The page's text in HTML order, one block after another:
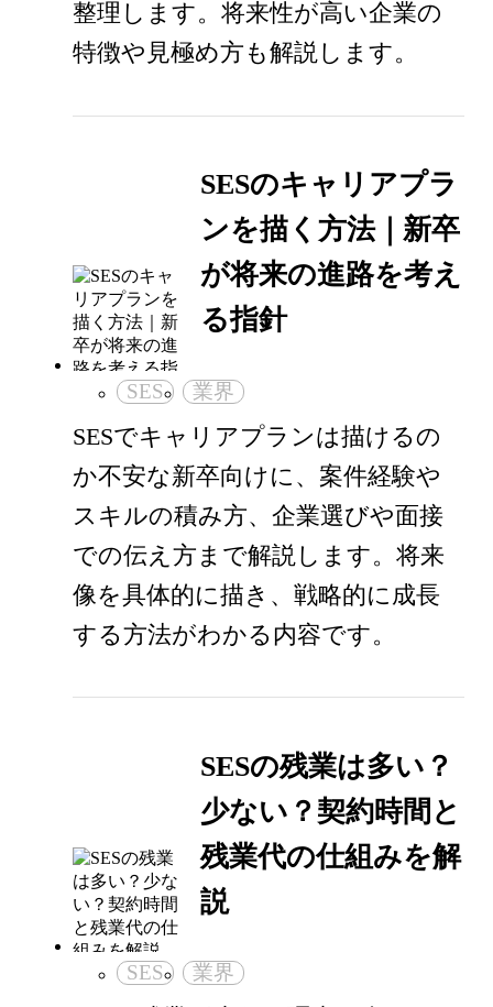
整理します。将来性が高い企業の
特徴や見極め方も解説します。
SESのキャリアプラ
ンを描く方法｜新卒
が将来の進路を考え
る指針
SES 業界
SESでキャリアプランは描けるの
か不安な新卒向けに、案件経験や
スキルの積み方、企業選びや面接
での伝え方まで解説します。将来
像を具体的に描き、戦略的に成長
する方法がわかる内容です。
SESの残業は多い？
少ない？契約時間と
残業代の仕組みを解
説
SES 業界